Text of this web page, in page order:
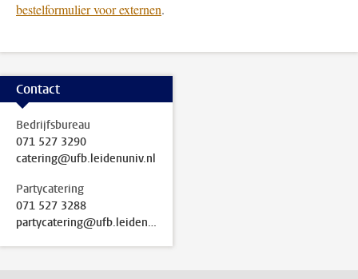
bestelformulier voor externen.
Contact
Bedrijfsbureau
071 527 3290
catering@ufb.leidenuniv.nl
Partycatering
071 527 3288
partycatering@ufb.leidenuniv.nl